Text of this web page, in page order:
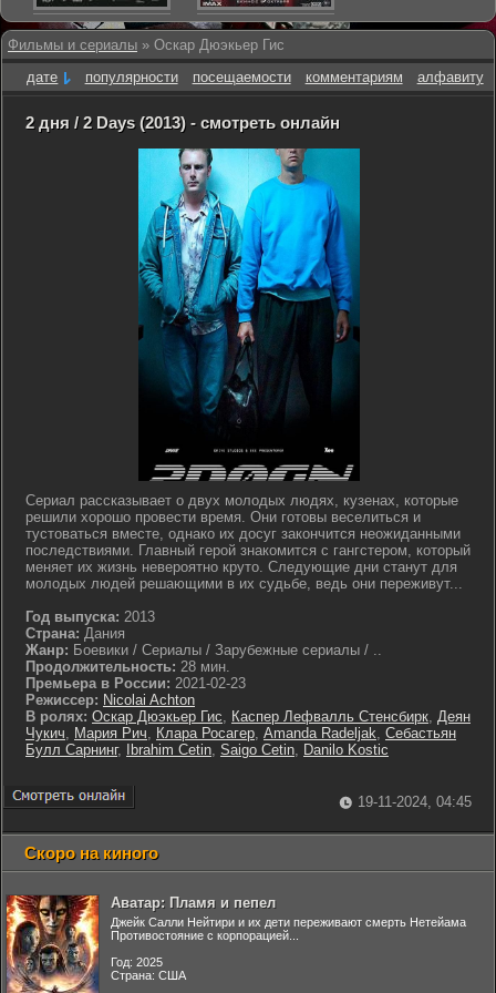
Фильмы и сериалы » Оскар Дюэкьер Гис
дате
популярности посещаемости комментариям алфавиту
2 дня / 2 Days (2013) - смотреть онлайн
Сериал рассказывает о двух молодых людях, кузенах, которые
решили хорошо провести время. Они готовы веселиться и
тустоваться вместе, однако их досуг закончится неожиданными
последствиями. Главный герой знакомится с гангстером, который
меняет их жизнь невероятно круто. Следующие дни станут для
молодых людей решающими в их судьбе, ведь они переживут...
Год выпуска: 2013
Страна: Дания
Жанр: Боевики / Сериалы / Зарубежные сериалы / ..
Продолжительность: 28 мин.
Премьера в России: 2021-02-23
Режиссер: Nicolai Achton
В ролях: Оскар Дюэкьер Гис, Каспер Лефвалль Стенсбирк, Деян
Чукич, Мария Рич, Клара Росагер, Amanda Radeljak, Себастьян
Булл Сарнинг, Ibrahim Cetin, Saigo Cetin, Danilo Kostic
19-11-2024, 04:45
Скоро на киного
Аватар: Пламя и пепел
Джейк Салли Нейтири и их дети переживают смерть Нетейама
Противостояние с корпорацией...
Год: 2025
Страна: США